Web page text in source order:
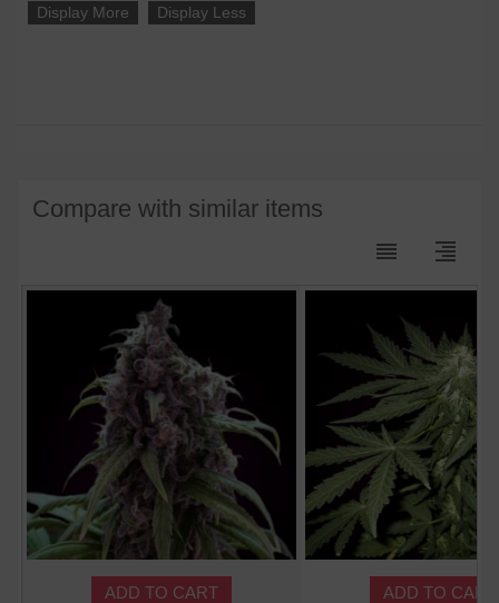
Display More Display Less
Compare with similar items
reorder format_align_right
ADD TO CART ADD TO CART